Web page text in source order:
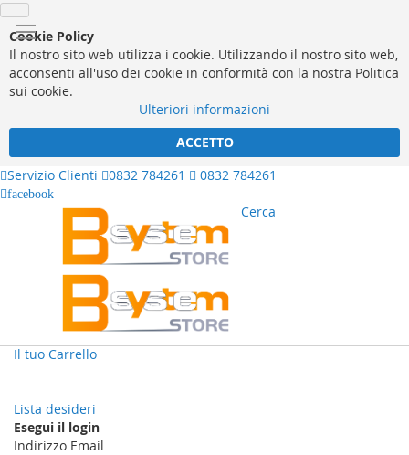
Cookie Policy
Il nostro sito web utilizza i cookie. Utilizzando il nostro sito web,
acconsenti all'uso dei cookie in conformità con la nostra Politica
sui cookie.
Ulteriori informazioni
ACCETTO
Servizio Clienti
0832 784261 0832 784261
facebook
Cerca
Il tuo Carrello
Lista desideri
Esegui il login
Indirizzo Email